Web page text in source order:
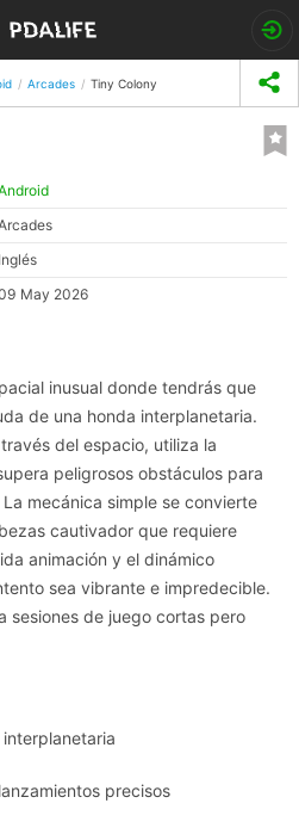
Arcades Tiny Colony
Inglés
May 2026
inusual donde tendrás que
de una honda interplanetaria.
del espacio, utiliza la
peligrosos obstáculos para
mecánica simple se convierte
cautivador que requiere
animación y el dinámico
sea vibrante e impredecible.
sesiones de juego cortas pero
precisos